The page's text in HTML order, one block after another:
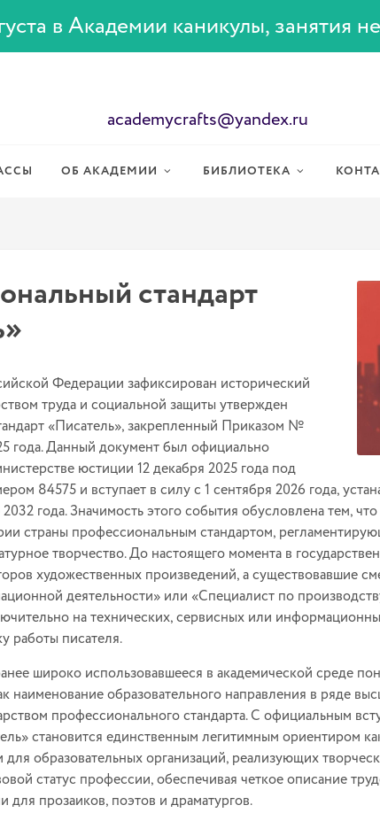
в Академии каникулы, занятия
academycrafts@yandex.ru
ОБ АКАДЕМИИ БИБЛИОТЕКА
стандарт
Федерации зафиксирован исторический
труда и социальной защиты утвержден
«Писатель», закрепленный Приказом №
года. Данный документ был официально
юстиции 12 декабря 2025 года под
84575 и вступает в силу с 1 сентября 2026 года,
года. Значимость этого события обусловлена тем,
страны профессиональным стандартом,
творчество. До настоящего момента в
художественных произведений, а существовавшие
деятельности» или «Специалист по
на технических, сервисных или
работы писателя.
широко использовавшееся в академической среде
наименование образовательного направления в ряде
профессионального стандарта. С официальным
становится единственным легитимным ориентиром
для образовательных организаций, реализующих
статус профессии, обеспечивая четкое описание
для прозаиков, поэтов и драматургов.